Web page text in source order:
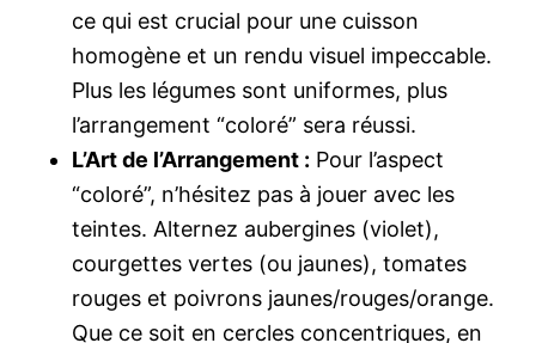
ce qui est crucial pour une cuisson
homogène et un rendu visuel impeccable.
Plus les légumes sont uniformes, plus
l’arrangement “coloré” sera réussi.
L’Art de l’Arrangement : Pour l’aspect
“coloré”, n’hésitez pas à jouer avec les
teintes. Alternez aubergines (violet),
courgettes vertes (ou jaunes), tomates
rouges et poivrons jaunes/rouges/orange.
Que ce soit en cercles concentriques, en